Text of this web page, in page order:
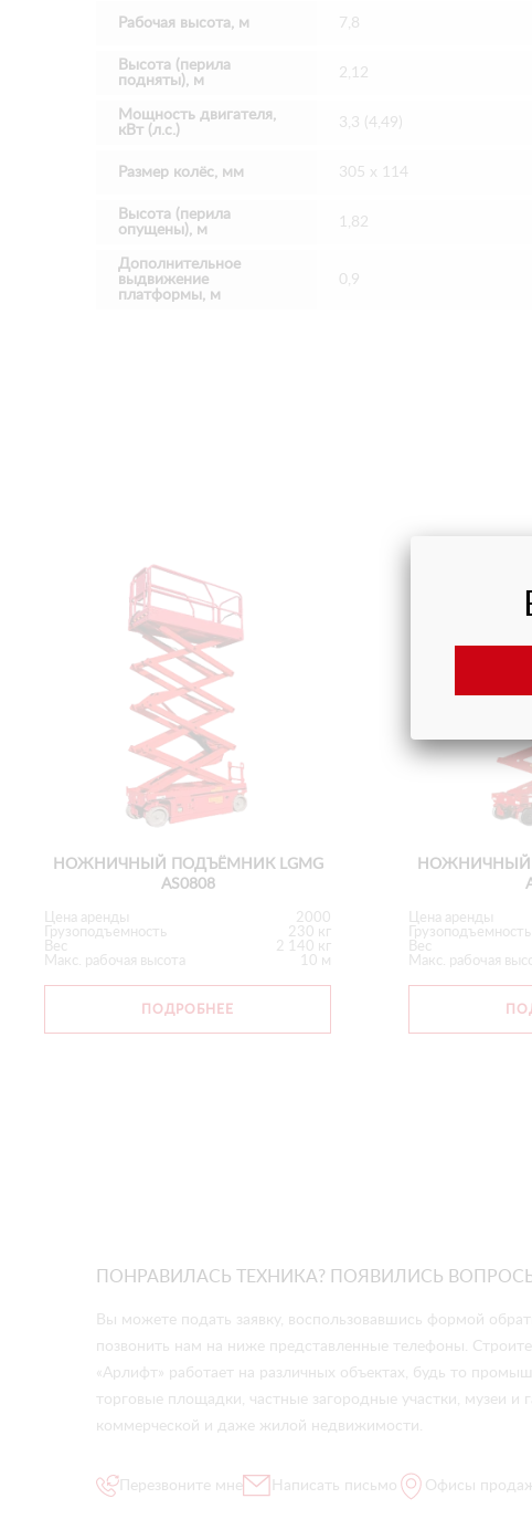
Рабочая высота, м 7,8
Высота (перила
подняты), м
2,12
Мощность двигателя,
кВт (л.с.)
3,3 (4,49)
Размер колёс, мм 305 х 114
Высота (перила
опущены), м
1,82
Дополнительное
выдвижение
платформы, м
0,9
НОЖНИЧНЫЙ ПОДЪЁМНИК LGMG
AS0808
Цена аренды
2000
Грузоподъемность
230 кг
Вес
2 140 кг
Макс. рабочая высота
10 м
ПОДРОБНЕЕ
НОЖНИЧНЫЙ
Цена аренды
Грузоподъемность
Вес
Макс. рабочая
ПОНРАВИЛАСЬ ТЕХНИКА? ПОЯВИЛИСЬ
Вы можете подать заявку, воспользовавшись формой
позвонить нам на ниже представленные телефоны.
«Арлифт» работает на различных объектах, будь то
торговые площадки, частные загородные участки, музеи и
коммерческой и даже жилой недвижимости.
Перезвоните мне Написать письмо Офисы